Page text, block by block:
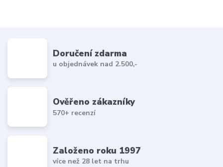
Doručení zdarma
u objednávek nad 2.500,-
Ověřeno zákazníky
570+ recenzí
Založeno roku 1997
více než 28 let na trhu